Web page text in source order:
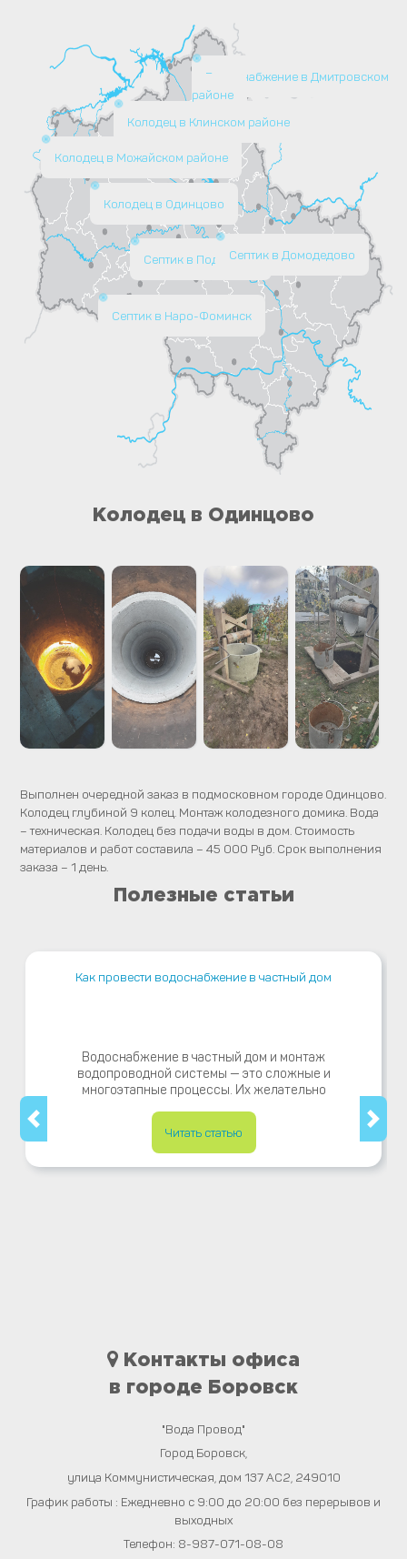
Колодец в Одинцово
Септик в Подольске
Септик в Наро-Фоминск
Колодец в Клинском районе
Колодец в Можайском районе
Водоснабжение в Дмитровском
районе
Септик в Домодедово
Колодец в Одинцово
Выполнен очередной заказ в подмосковном городе Одинцово.
Колодец глубиной 9 колец. Монтаж колодезного домика. Вода
– техническая. Колодец без подачи воды в дом. Стоимость
материалов и работ составила – 45 000 Руб. Срок выполнения
заказа – 1 день.
Полезные статьи
Как провести водоснабжение в частный дом
Водоснабжение в частный дом и монтаж
водопроводной системы — это сложные и
многоэтапные процессы. Их желательно
Читать статью
Контакты офиса
в городе Боровск
"Вода Провод"
Город Боровск,
улица Коммунистическая, дом 137 АС2 249010
График работы : Ежедневно с 9:00 до 20:00 без перерывов и
выходных
Телефон: 8-987-071-08-08